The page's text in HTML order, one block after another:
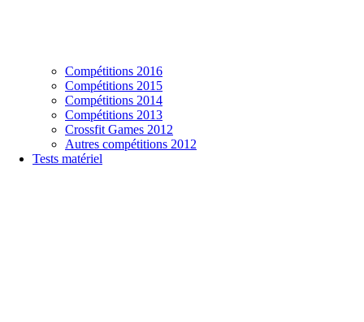
Compétitions 2016
Compétitions 2015
Compétitions 2014
Compétitions 2013
Crossfit Games 2012
Autres compétitions 2012
Tests matériel